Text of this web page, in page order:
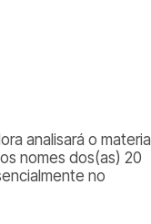
analisará o material
nomes dos(as) 20
no